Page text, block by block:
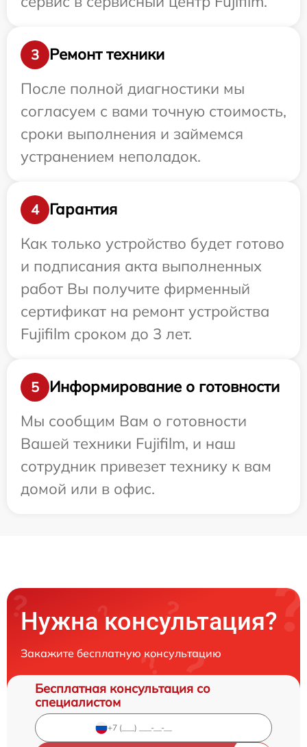
3
Ремонт техники
После полной диагностики мы
согласуем с вами точную стоимость,
сроки выполнения и займемся
устранением неполадок.
4
Гарантия
Как только устройство будет готово
и подписания акта выполненных
работ Вы получите фирменный
сертификат на ремонт устройства
Fujifilm сроком до 3 лет.
5
Информирование о готовности
Мы сообщим Вам о готовности
Вашей техники Fujifilm, и наш
сотрудник привезет технику к вам
домой или в офис.
Нужна консультация?
Закажите бесплатную консультацию
Бесплатная консультация со
специалистом